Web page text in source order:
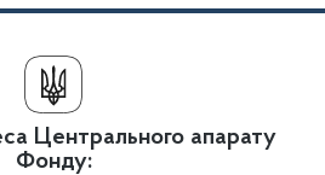
Центрального апарату
Фонду: